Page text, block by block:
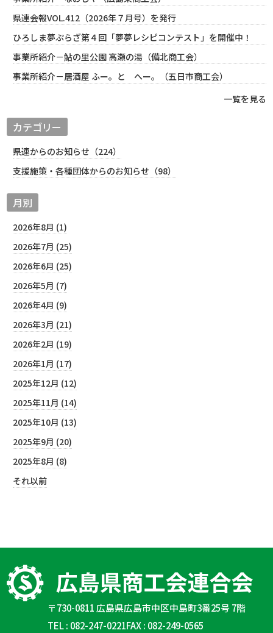
県連会報VOL.412（2026年７月号）を発行
ひろしま夢ぷらざ第４回「夢夢レシピコンテスト」を開催中！
事業所紹介－鮎の里公園 高瀬の湯（備北商工会）
事業所紹介－居酒屋 ふー。と へー。（五日市商工会）
一覧を見る
カテゴリー
県連からのお知らせ（224）
支援施策・各種団体からのお知らせ（98）
月別
2026年8月 (1)
2026年7月 (25)
2026年6月 (25)
2026年5月 (7)
2026年4月 (9)
2026年3月 (21)
2026年2月 (19)
2026年1月 (17)
2025年12月 (12)
2025年11月 (14)
2025年10月 (13)
2025年9月 (20)
2025年8月 (8)
それ以前
〒730-0811 広島県広島市中区中島町3番25号 7階
TEL : 082-247-0221FAX : 082-249-0565